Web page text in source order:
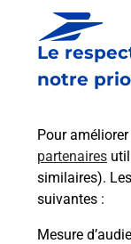
Le
notre
Pour
partenaires
similaires).
suivantes :
Mesure
Le lien s'ouvre dans